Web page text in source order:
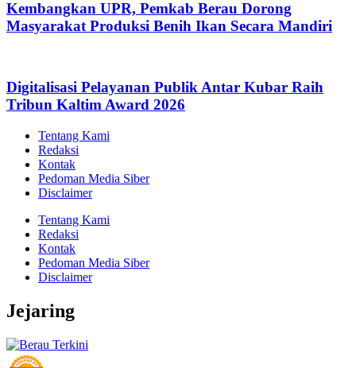
Kembangkan UPR, Pemkab Berau Dorong
Masyarakat Produksi Benih Ikan Secara Mandiri
Digitalisasi Pelayanan Publik Antar Kubar Raih
Tribun Kaltim Award 2026
Tentang Kami
Redaksi
Kontak
Pedoman Media Siber
Disclaimer
Tentang Kami
Redaksi
Kontak
Pedoman Media Siber
Disclaimer
Jejaring